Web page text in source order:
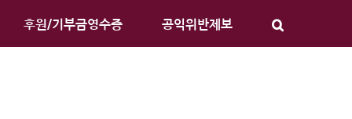
후원/기부금영수증 공익위반제보